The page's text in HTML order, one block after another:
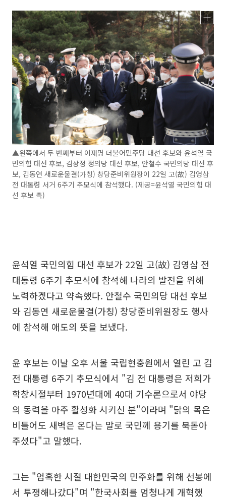
▲왼쪽에서 두 번째부터 이재명 더불어민주당 대선 후보와 윤석열 국
민의힘 대선 후보, 김상정 정의당 대선 후보, 안철수 국민의당 대선 후
보, 김동연 새로운물결(가칭) 창당준비위원장이 22일 고(故) 김영삼
전 대통령 서거 6주기 추모식에 참석했다. (제공=윤석열 국민의힘 대
선 후보 측)
윤석열 국민의힘 대선 후보가 22일 고(故) 김영삼 전
대통령 6주기 추모식에 참석해 나라의 발전을 위해
노력하겠다고 약속했다. 안철수 국민의당 대선 후보
와 김동연 새로운물결(가칭) 창당준비위원장도 행사
에 참석해 애도의 뜻을 보냈다.
윤 후보는 이날 오후 서울 국립현충원에서 열린 고 김
전 대통령 6주기 추모식에서 "김 전 대통령은 저희가
학창시절부터 1970년대에 40대 기수론으로서 야당
의 동력을 아주 활성화 시키신 분"이라며 "닭의 목은
비틀어도 새벽은 온다는 말로 국민께 용기를 북돋아
주셨다"고 말했다.
그는 "엄혹한 시절 대한민국의 민주화를 위해 선봉에
서 투쟁해나갔다"며 "한국사회를 엄청나게 개혁했